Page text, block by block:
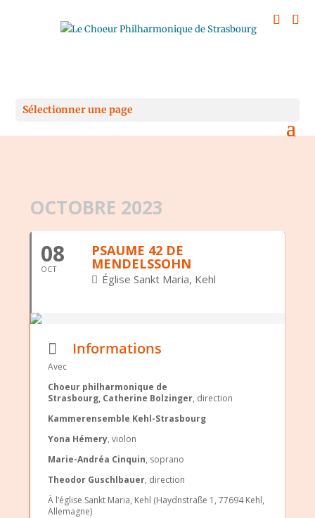
Sélectionner une page
OCTOBRE 2023
08
OCT
PSAUME 42 DE
MENDELSSOHN
Église Sankt Maria, Kehl
Informations
Avec
Choeur philharmonique de
Strasbourg, Catherine Bolzinger, direction
Kammerensemble Kehl-Strasbourg
Yona Hémery, violon
Marie-Andréa Cinquin, soprano
Theodor Guschlbauer, direction
À l’église Sankt Maria, Kehl (Haydnstraße 1, 77694 Kehl,
Allemagne)